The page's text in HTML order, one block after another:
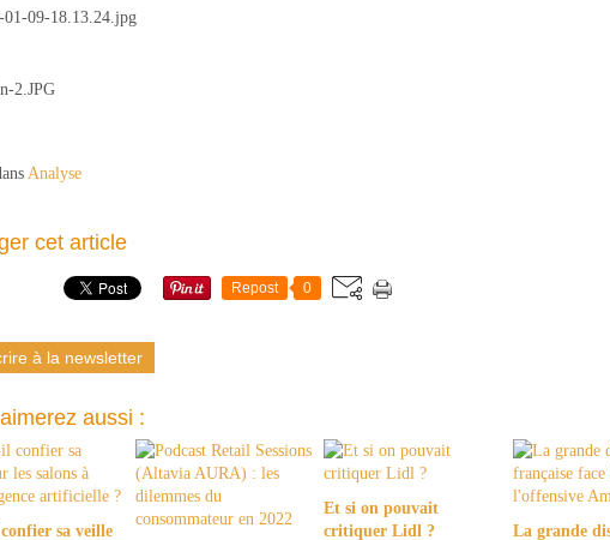
Analyse
cet article
Repost 0
à la newsletter
aussi :
sa veille
Et si on pouvait
critiquer Lidl ?
La grande